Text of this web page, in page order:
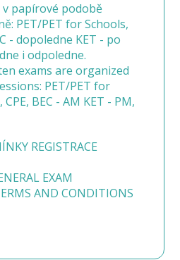
papírové podobě
PET/PET for Schools,
- dopoledne KET - po
i odpoledne.
exams are organized
PET/PET for
CPE, BEC - AM KET - PM,
REGISTRACE
EXAM
AND CONDITIONS